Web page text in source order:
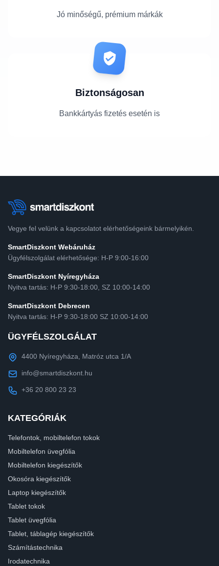
Jó minőségű, prémium márkák
Biztonságosan
Bankkártyás fizetés esetén is
Vegye fel velünk a kapcsolatot elérhetőségeink bármelyikén.
SmartDiszkont Webáruház
Ügyfélszolgálat elérhetősége: H-P 9:00-16:00
SmartDiszkont Nyíregyháza
Nyitva tartás: H-P 9:30-18:00, SZ 10:00-14:00
SmartDiszkont Debrecen
Nyitva tartás: H-P 9:30-18:00 SZ 10:00-14:00
ÜGYFÉLSZOLGÁLAT
4400 Nyíregyháza, Matróz utca 1/A
info@smartdiszkont.hu
+36 20 800 23 23
KATEGÓRIÁK
Telefontok, mobiltelefon tokok
Mobiltelefon üvegfólia
Mobiltelefon kiegészítők
Okosóra kiegészítők
Laptop kiegészítők
Tablet tokok
Tablet üvegfólia
Tablet, táblagép kiegészítők
Számítástechnika
Irodatechnika